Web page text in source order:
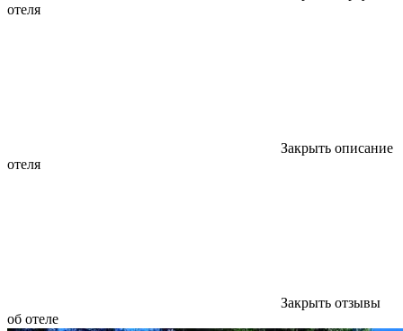
отеля
Закрыть описание
отеля
Закрыть отзывы
об отеле